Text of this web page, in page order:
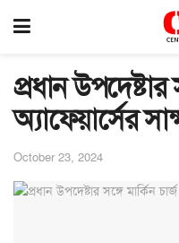
প্রধান উপদেষ্টার
অ্যাফেয়ার্সের
October 23, 2024